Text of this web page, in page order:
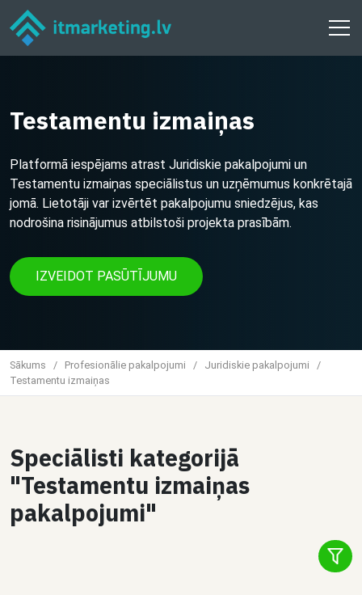
Testamentu izmaiņas
Platformā iespējams atrast Juridiskie pakalpojumi un
Testamentu izmaiņas speciālistus un uzņēmumus konkrētajā
jomā. Lietotāji var izvērtēt pakalpojumu sniedzējus, kas
nodrošina risinājumus atbilstoši projekta prasībām.
IZVEIDOT PASŪTĪJUMU
Sākums / Profesionālie pakalpojumi / Juridiskie pakalpojumi
/
Testamentu izmaiņas
Speciālisti kategorijā
"Testamentu izmaiņas
pakalpojumi"